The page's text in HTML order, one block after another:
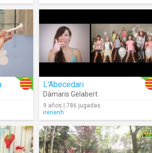
L'Abecedari
Dàmaris Gelabert
9 años | 786 jugadas
irenenh